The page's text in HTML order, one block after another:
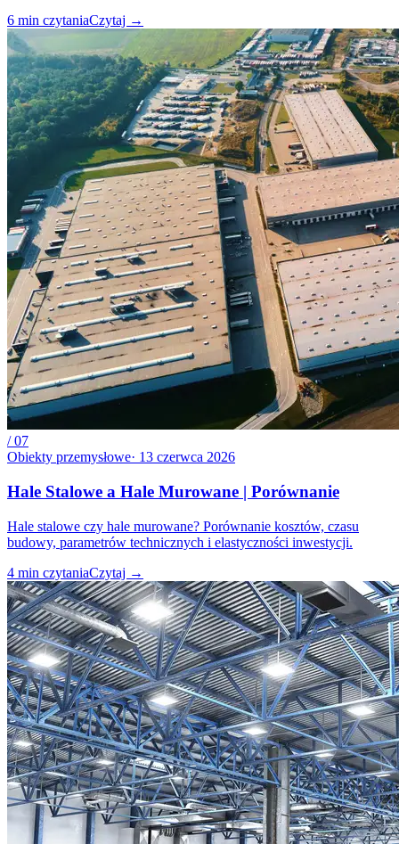
6 min czytaniaCzytaj →
/07
Obiekty przemysłowe· 13 czerwca 2026
Hale Stalowe a Hale Murowane | Porównanie
Hale stalowe czy hale murowane? Porównanie kosztów, czasu
budowy, parametrów technicznych i elastyczności inwestycji.
4 min czytaniaCzytaj →